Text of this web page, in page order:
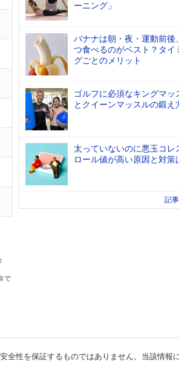
で
ーニング」
バナナは朝・夜・運動前後
つ食べるのがベスト？タイ
グごとのメリット
ゴルフに必須なキングマッ
とクイーンマッスルの鍛え
太っていないのに悪玉コレ
ロール値が高い原因と対策
記
全性を保証するものではありません。当該情報